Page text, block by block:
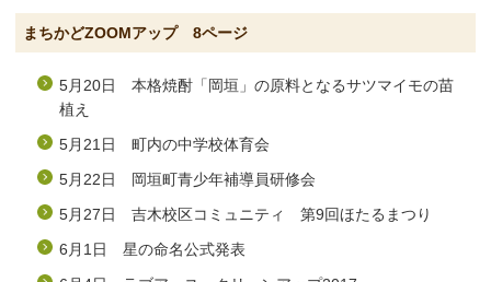
まちかどZOOMアップ 8ページ
5月20日 本格焼酎「岡垣」の原料となるサツマイモの苗
植え
5月21日 町内の中学校体育会
5月22日 岡垣町青少年補導員研修会
5月27日 吉木校区コミュニティ 第9回ほたるまつり
6月1日 星の命名公式発表